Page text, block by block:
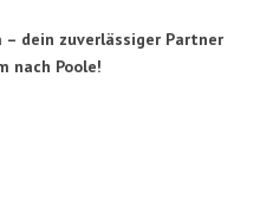
dein zuverlässiger Partner
nach Poole!